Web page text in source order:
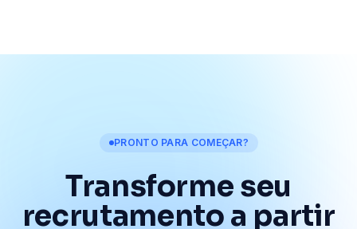
PRONTO PARA COMEÇAR?
Transforme seu
recrutamento a partir